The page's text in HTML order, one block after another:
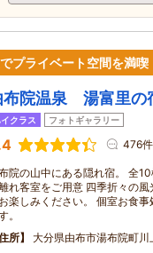
プライベート空間を満喫
布院温泉 湯富里
クラス フォトギャラリー
476件
院の山中にある隠れ宿。 全
れ客室をご用意 四季折々の
楽しみください。 個室お食
。
所
大分県由布市湯布院町川